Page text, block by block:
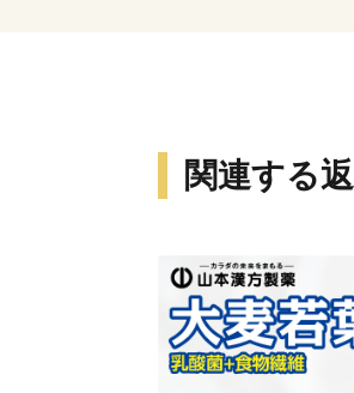
関連する